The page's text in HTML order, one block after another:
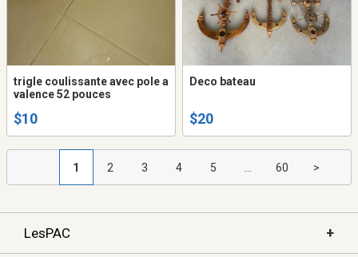
trigle coulissante avec pole a
valence 52 pouces
$10
Deco bateau
$20
1 2 3 4 5 60 >
LesPAC +